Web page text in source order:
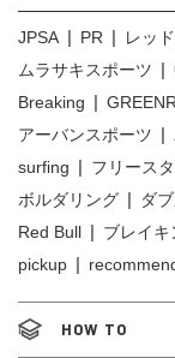
JPSA PR レッ
ムラサキスポーツ
Breaking
アーバンスポーツ
surfing
フリース
ボルダリング
ダ
Red Bull
ブレイキ
pickup
HOW TO